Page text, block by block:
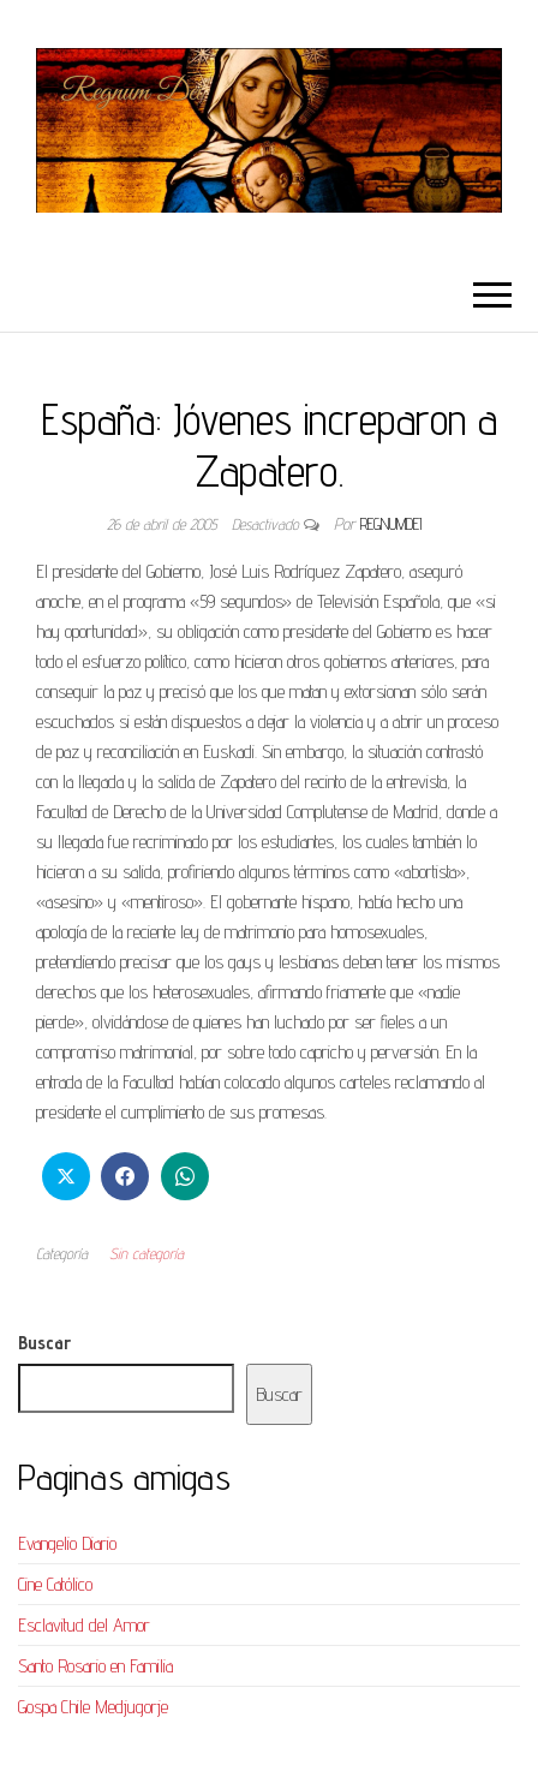
España: Jóvenes increparon a
Zapatero.
26 de abril de 2005 Desactivado Por REGNUMDEI
El presidente del Gobierno, José Luis Rodríguez Zapatero, aseguró
anoche, en el programa «59 segundos» de Televisión Española, que «si
hay oportunidad», su obligación como presidente del Gobierno es hacer
todo el esfuerzo político, como hicieron otros gobiernos anteriores, para
conseguir la paz y precisó que los que matan y extorsionan sólo serán
escuchados si están dispuestos a dejar la violencia y a abrir un proceso
de paz y reconciliación en Euskadi. Sin embargo, la situación contrastó
con la llegada y la salida de Zapatero del recinto de la entrevista, la
Facultad de Derecho de la Universidad Complutense de Madrid, donde a
su llegada fue recriminado por los estudiantes, los cuales también lo
hicieron a su salida, profiriendo algunos términos como «abortista»,
«asesino» y «mentiroso». El gobernante hispano, había hecho una
apología de la reciente ley de matrimonio para homosexuales,
pretendiendo precisar que los gays y lesbianas deben tener los mismos
derechos que los heterosexuales, afirmando friamente que «nadie
pierde», olvidándose de quienes han luchado por ser fieles a un
compromiso matrimonial, por sobre todo capricho y perversión. En la
entrada de la Facultad habían colocado algunos carteles reclamando al
presidente el cumplimiento de sus promesas.
Categoría Sin categoría
Buscar
Buscar
Paginas amigas
Evangelio Diario
Cine Católico
Esclavitud del Amor
Santo Rosario en Familia
Gospa Chile Medjugorje